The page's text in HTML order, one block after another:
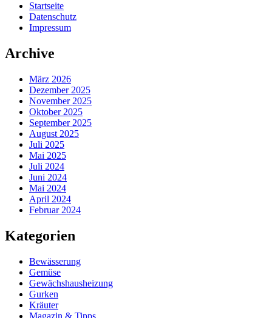
Startseite
Datenschutz
Impressum
Archive
März 2026
Dezember 2025
November 2025
Oktober 2025
September 2025
August 2025
Juli 2025
Mai 2025
Juli 2024
Juni 2024
Mai 2024
April 2024
Februar 2024
Kategorien
Bewässerung
Gemüse
Gewächshausheizung
Gurken
Kräuter
Magazin & Tipps